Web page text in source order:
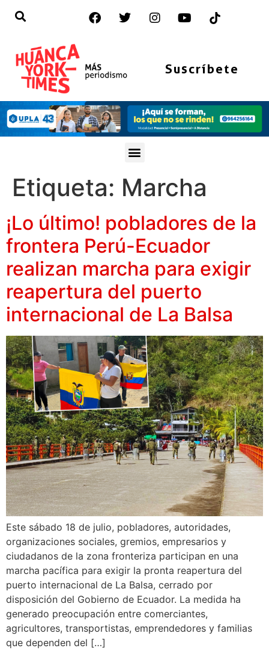
Suscríbete
Etiqueta: Marcha
¡Lo último! pobladores de la
frontera Perú-Ecuador
realizan marcha para exigir
reapertura del puerto
internacional de La Balsa
Este sábado 18 de julio, pobladores, autoridades,
organizaciones sociales, gremios, empresarios y
ciudadanos de la zona fronteriza participan en una
marcha pacífica para exigir la pronta reapertura del
puerto internacional de La Balsa, cerrado por
disposición del Gobierno de Ecuador. La medida ha
generado preocupación entre comerciantes,
agricultores, transportistas, emprendedores y familias
que dependen del […]